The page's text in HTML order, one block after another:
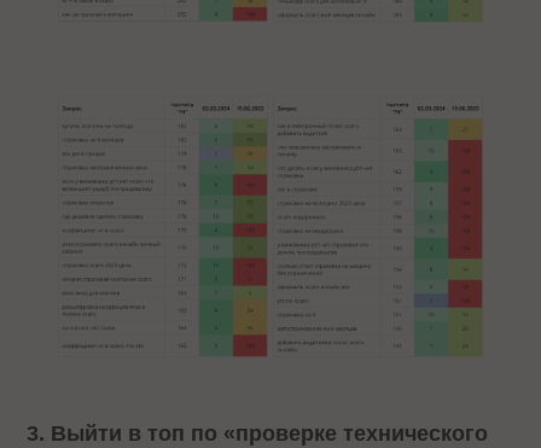
3. Выйти в топ по «проверке технического